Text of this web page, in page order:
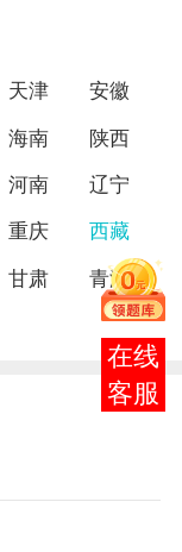
天津
安徽
海南
陕西
河南
辽宁
重庆
西藏
甘肃
青海
在线
客服